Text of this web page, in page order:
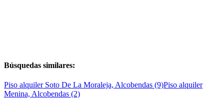
Búsquedas similares:
Piso alquiler Soto De La Moraleja, Alcobendas (9)Piso alquiler
Menina, Alcobendas (2)